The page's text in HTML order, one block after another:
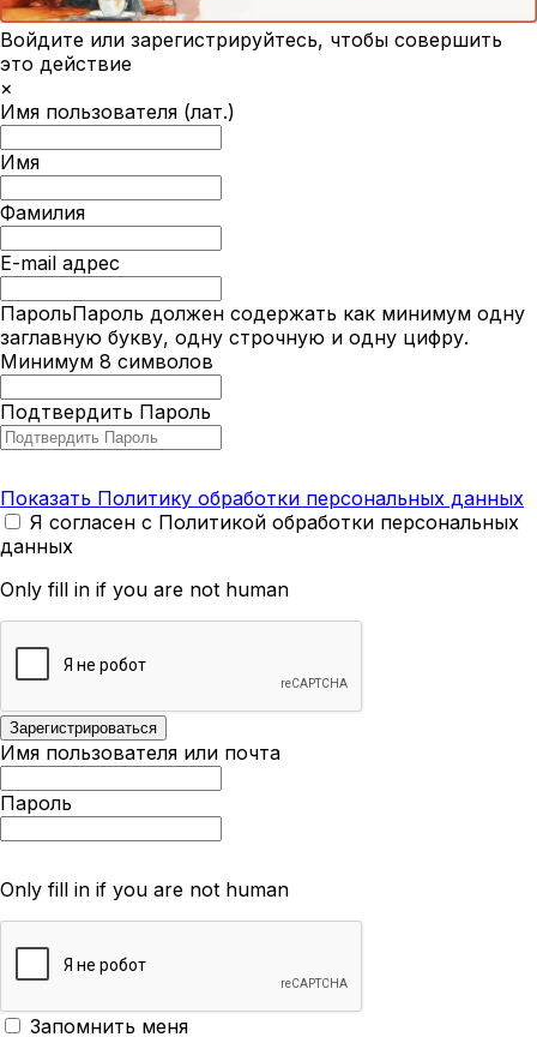
Войдите или зарегистрируйтесь, чтобы совершить
это действие
×
Имя пользователя (лат.)
Имя
Фамилия
E-mail адрес
ПарольПароль должен содержать как минимум одну
заглавную букву, одну строчную и одну цифру.
Минимум 8 символов
Подтвердить Пароль
Показать Политику обработки персональных данных
Я согласен с Политикой обработки персональных
данных
Only fill in if you are not human
Имя пользователя или почта
Пароль
Only fill in if you are not human
Запомнить меня